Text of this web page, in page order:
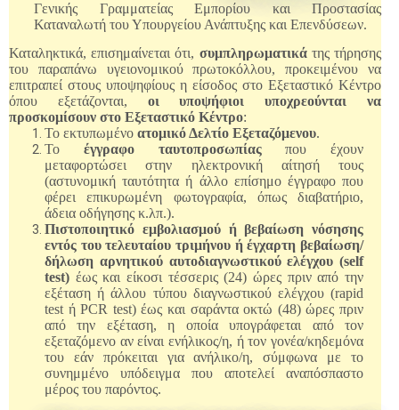
Γενικής Γραμματείας Εμπορίου και Προστασίας
Καταναλωτή του Υπουργείου Ανάπτυξης και Επενδύσεων.
Καταληκτικά, επισημαίνεται ότι, συμπληρωματικά της τήρησης
του παραπάνω υγειονομικού πρωτοκόλλου, προκειμένου να
επιτραπεί στους υποψηφίους η είσοδος στο Εξεταστικό Κέντρο
όπου εξετάζονται, οι υποψήφιοι υποχρεούνται να
προσκομίσουν στο Εξεταστικό Κέντρο:
Το εκτυπωμένο ατομικό Δελτίο Εξεταζόμενου.
Το έγγραφο ταυτοπροσωπίαςπου έχουν
μεταφορτώσει στην ηλεκτρονική αίτησή τους
(αστυνομική ταυτότητα ή άλλο επίσημο έγγραφο που
φέρει επικυρωμένη φωτογραφία, όπως διαβατήριο,
άδεια οδήγησης κ.λπ.).
Πιστοποιητικό εμβολιασμού ή βεβαίωση νόσησης
εντός του τελευταίου τριμήνου ή έγχαρτη βεβαίωση/
δήλωση αρνητικού αυτοδιαγνωστικού ελέγχου (self
test) έως και είκοσι τέσσερις (24) ώρες πριν από την
εξέταση ή άλλου τύπου διαγνωστικού ελέγχου (rapid
test ή PCR test) έως και σαράντα οκτώ (48) ώρες πριν
από την εξέταση, η οποία υπογράφεται από τον
εξεταζόμενο αν είναι ενήλικος/η, ή τον γονέα/κηδεμόνα
του εάν πρόκειται για ανήλικο/η, σύμφωνα με το
συνημμένο υπόδειγμα που αποτελεί αναπόσπαστο
μέρος του παρόντος.